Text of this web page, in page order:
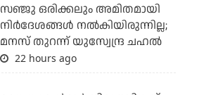
സഞ്ജു ഒരിക്കലും അമിതമായി
നിര്‍ദേശങ്ങള്‍ നല്‍കിയിരുന്നില്ല;
മനസ് തുറന്ന് യുസ്വേന്ദ്ര ചഹല്‍
22 hours ago